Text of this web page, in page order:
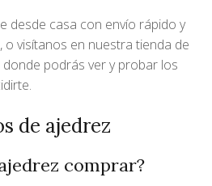
desde casa con envío rápido y
o visítanos en nuestra tienda de
podrás ver y probar los
de ajedrez
comprar?